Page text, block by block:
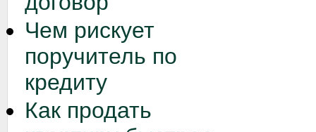
Чем рискует
поручитель по
кредиту
Как продать